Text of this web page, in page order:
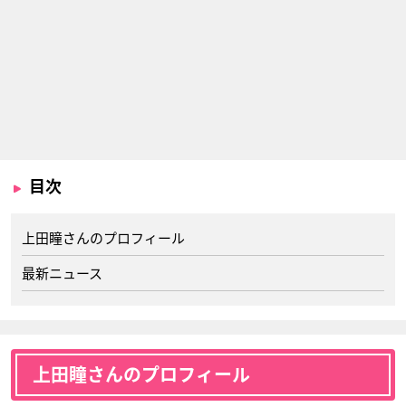
目次
上田瞳さんのプロフィール
最新ニュース
上田瞳さんのプロフィール